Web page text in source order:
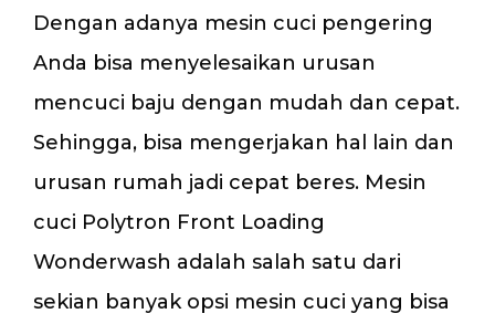
Dengan adanya mesin cuci pengering
Anda bisa menyelesaikan urusan
mencuci baju dengan mudah dan cepat.
Sehingga, bisa mengerjakan hal lain dan
urusan rumah jadi cepat beres. Mesin
cuci Polytron Front Loading
Wonderwash adalah salah satu dari
sekian banyak opsi mesin cuci yang bisa